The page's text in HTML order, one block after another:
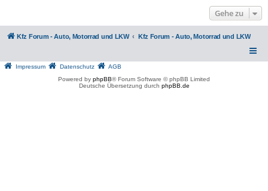
Gehe zu
Kfz Forum - Auto, Motorrad und LKW Kfz Forum - Auto, Motorrad und LKW
Impressum Datenschutz
AGB
Powered by phpBB® Forum Software © phpBB Limited
Deutsche Übersetzung durch phpBB.de